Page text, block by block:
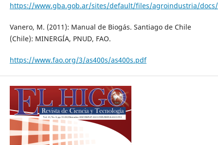
https://www.gba.gob.ar/sites/default/files/agroindustria/docs/
Vanero, M. (2011): Manual de Biogás. Santiago de Chile
(Chile): MINERGÍA, PNUD, FAO.
https://www.fao.org/3/as400s/as400s.pdf